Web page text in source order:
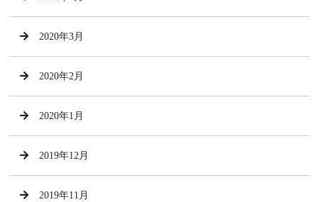
2020年3月
2020年2月
2020年1月
2019年12月
2019年11月